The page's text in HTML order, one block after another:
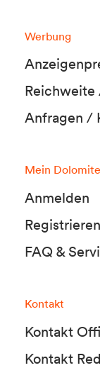
Werbung
Anfragen /
Mein
Anmelden
Registrieren
FAQ &
Kontakt
Kontakt
Kontakt